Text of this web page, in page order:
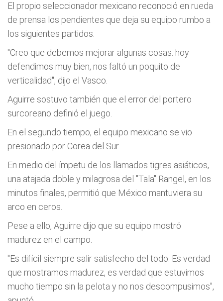
El propio seleccionador mexicano reconoció en rueda
de prensa los pendientes que deja su equipo rumbo a
los siguientes partidos.
"Creo que debemos mejorar algunas cosas: hoy
defendimos muy bien, nos faltó un poquito de
verticalidad", dijo el Vasco.
Aguirre sostuvo también que el error del portero
surcoreano definió el juego.
En el segundo tiempo, el equipo mexicano se vio
presionado por Corea del Sur.
En medio del ímpetu de los llamados tigres asiáticos,
una atajada doble y milagrosa del "Tala" Rangel, en los
minutos finales, permitió que México mantuviera su
arco en ceros.
Pese a ello, Aguirre dijo que su equipo mostró
madurez en el campo.
"Es difícil siempre salir satisfecho del todo. Es verdad
que mostramos madurez, es verdad que estuvimos
mucho tiempo sin la pelota y no nos descompusimos",